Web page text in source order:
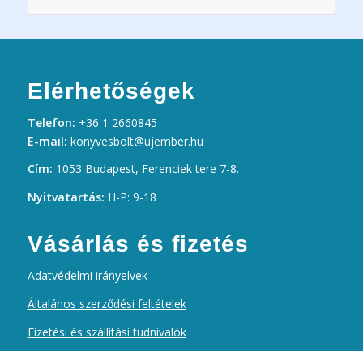
Elérhetőségek
Telefon: +36 1 2660845
E-mail: konyvesbolt@ujember.hu
Cím: 1053 Budapest, Ferenciek tere 7-8.
Nyitvatartás: H-P: 9-18
Vásárlás és fizetés
Adatvédelmi irányelvek
Általános szerződési feltételek
Fizetési és szállítási tudnivalók